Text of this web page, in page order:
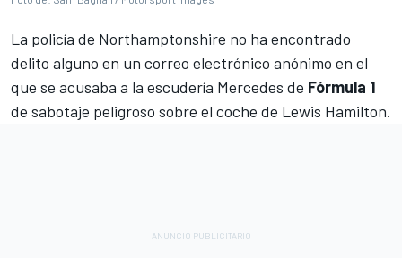
La policía de Northamptonshire no ha encontrado
delito alguno en un correo electrónico anónimo en el
que se acusaba a la escudería Mercedes de Fórmula 1
de sabotaje peligroso sobre el coche de Lewis Hamilton.